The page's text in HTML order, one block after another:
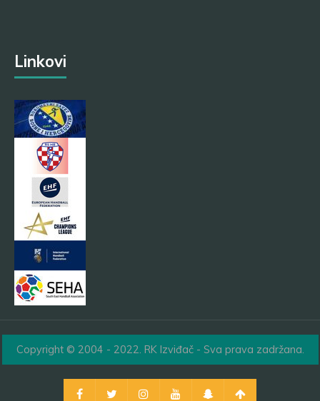
Linkovi
Copyright © 2004 - 2022. RK Izviđač - Sva prava zadržana.